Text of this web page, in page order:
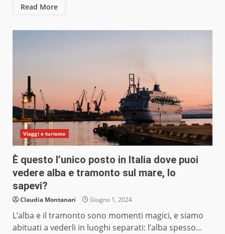
Read More
Viaggi e turismo
È questo l’unico posto in Italia dove puoi
vedere alba e tramonto sul mare, lo
sapevi?
Claudia Montanari Giugno 1, 2024
L’alba e il tramonto sono momenti magici, e siamo
abituati a vederli in luoghi separati: l’alba spesso...